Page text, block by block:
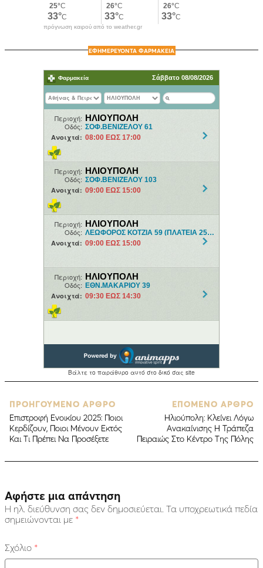
πρόγνωση καιρού από το weather.gr
ΕΦΗΜΕΡΕΥΟΝΤΑ ΦΑΡΜΑΚΕΙΑ
ΠΡΟΗΓΟΥΜΕΝΟ ΑΡΘΡΟ
Επιστροφή Ενοικίου 2025: Ποιοι
Κερδίζουν, Ποιοι Μένουν Εκτός
Και Τι Πρέπει Να Προσέξετε
ΕΠΟΜΕΝΟ ΑΡΘΡΟ
Ηλιούπολη: Κλείνει Λόγω
Ανακαίνισης Η Τράπεζα
Πειραιώς Στο Κέντρο Της Πόλης
Αφήστε μια απάντηση
Η ηλ. διεύθυνση σας δεν δημοσιεύεται. Τα υποχρεωτικά πεδία
σημειώνονται με *
Σχόλιο *